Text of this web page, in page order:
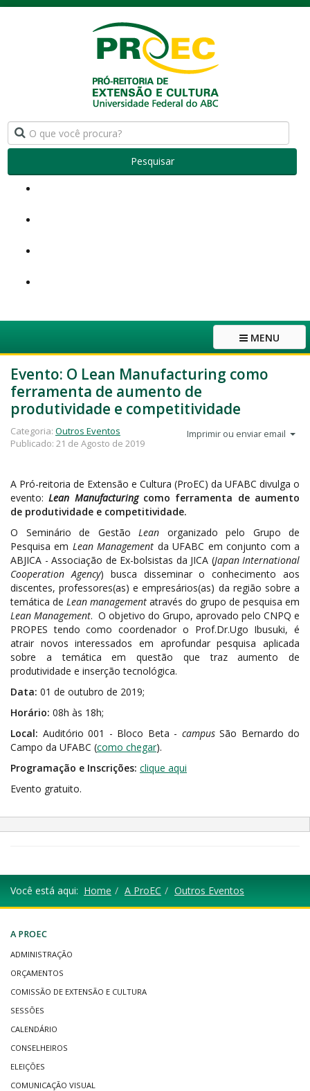
Pesquisar
MENU
Evento: O Lean Manufacturing como
ferramenta de aumento de
produtividade e competitividade
Imprimir ou enviar email
Categoria: Outros Eventos
Publicado: 21 de Agosto de 2019
A Pró-reitoria de Extensão e Cultura (ProEC) da UFABC divulga o
evento: Lean Manufacturingcomo ferramenta de aumento
de produtividade e competitividade.
O Seminário de Gestão Lean organizado pelo Grupo de
Pesquisa em Lean Management da UFABC em conjunto com a
ABJICA - Associação de Ex-bolsistas da JICA (Japan International
Cooperation Agency) busca disseminar o conhecimento aos
discentes, professores(as) e empresários(as) da região sobre a
temática de Lean management através do grupo de pesquisa em
Lean Management. O objetivo do Grupo, aprovado pelo CNPQ e
PROPES tendo como coordenador o Prof.Dr.Ugo Ibusuki, é
atrair novos interessados em aprofundar pesquisa aplicada
sobre a temática em questão que traz aumento de
produtividade e inserção tecnológica.
Data: 01 de outubro de 2019;
Horário: 08h às 18h;
Local: Auditório 001 - Bloco Beta - campusSão Bernardo do
Campo da UFABC (como chegar).
Programação e Inscrições: clique aqui
Evento gratuito.
Você está aqui: Home A ProEC Outros Eventos
A PROEC
ADMINISTRAÇÃO
ORÇAMENTOS
COMISSÃO DE EXTENSÃO E CULTURA
SESSÕES
CALENDÁRIO
CONSELHEIROS
ELEIÇÕES
COMUNICAÇÃO VISUAL